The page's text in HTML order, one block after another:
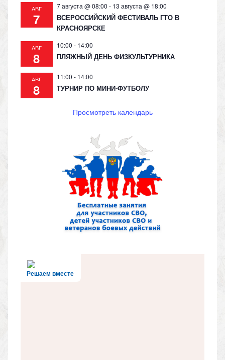
АВГ
7
7 августа @ 08:00 - 13 августа @ 18:00
ВСЕРОССИЙСКИЙ ФЕСТИВАЛЬ ГТО В
КРАСНОЯРСКЕ
АВГ
8
10:00 - 14:00
ПЛЯЖНЫЙ ДЕНЬ ФИЗКУЛЬТУРНИКА
АВГ
8
11:00 - 14:00
ТУРНИР ПО МИНИ-ФУТБОЛУ
Просмотреть календарь
Решаем вместе